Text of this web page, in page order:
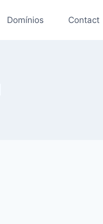
Domínios Contact